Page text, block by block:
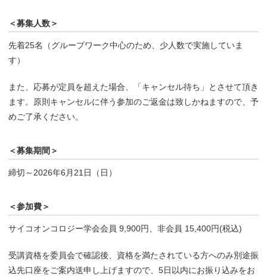
＜募集人数＞
先着25名（グループワーク中心のため、少人数で実施していま
す）
また、応募が定員を超えた場合、「キャンセル待ち」とさせて頂き
ます。原則キャンセルに伴う参加のご返金は致しかねますので、予
めご了承ください。
＜募集期間＞
締切～2026年6月21日（日）
＜参加費＞
サイコオンコロジー学会会員 9,900円、非会員 15,400円(税込)
受講資格を委員会で確認後、資格を満たされている方へのみ別途振
込先口座をご案内送申し上げますので、5日以内にお振り込みをお